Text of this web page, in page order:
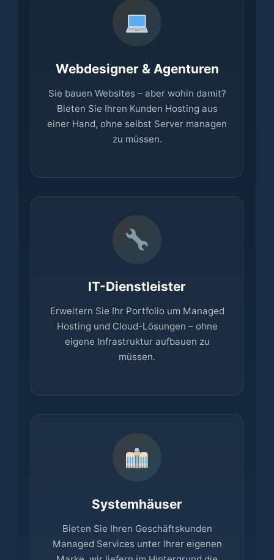
Webdesigner & Agenturen
Sie bauen Websites – aber wohin damit?
Bieten Sie Ihren Kunden Hosting aus
einer Hand, ohne selbst Server managen
zu müssen.
IT-Dienstleister
Erweitern Sie Ihr Portfolio um Managed
Hosting und Cloud-Lösungen – ohne
eigene Infrastruktur aufbauen zu
müssen.
Systemhäuser
Bieten Sie Ihren Geschäftskunden
Managed Services unter Ihrer eigenen